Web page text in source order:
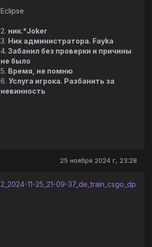
Eclipse
2. ник.*Joker
3. Ник администратора. Fayka
4. Забанил без проверки и причины
не было
5. Время, не помню
6. Услуга игрока. Разбанить за
невинность
25 ноября 2024 г, 23:28
2_2024-11-25_21-09-37_de_train_csgo_dp